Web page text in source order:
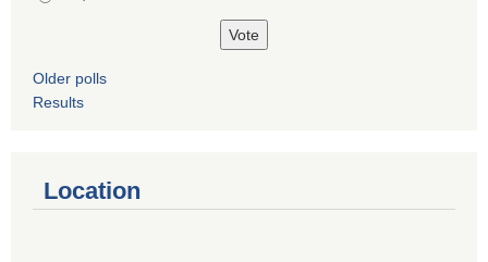
Older polls
Results
Location